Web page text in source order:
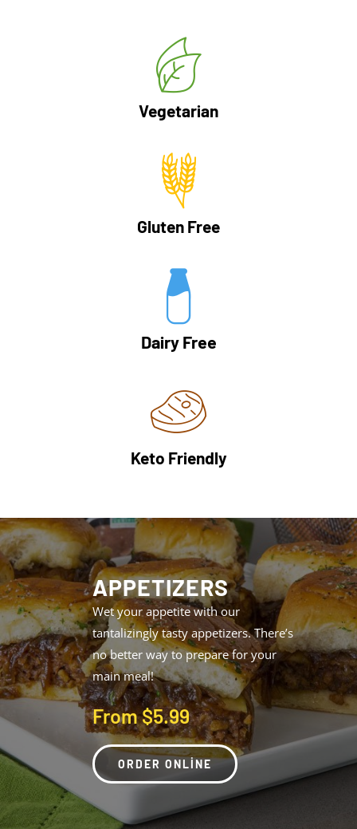
Vegetarian
Gluten Free
Dairy Free
Keto Friendly
APPETIZERS
Wet your appetite with our
tantalizingly tasty appetizers. There’s
no better way to prepare for your
main meal!
From $5.99
ORDER ONLINE